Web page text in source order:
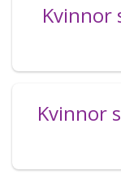
Kvinnor
Kvinnor